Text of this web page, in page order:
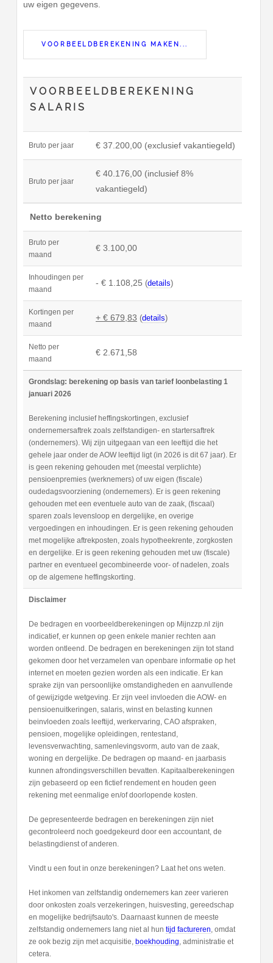
uw eigen gegevens.
VOORBEELDBEREKENING MAKEN...
VOORBEELDBEREKENING
SALARIS
Bruto per jaar € 37.200,00 (exclusief vakantiegeld)
Bruto per jaar
€ 40.176,00 (inclusief 8%
vakantiegeld)
Netto berekening
Bruto per
maand
€ 3.100,00
Inhoudingen per
maand
- € 1.108,25 (details)
Kortingen per
maand
+ € 679,83 (details)
Netto per
maand
€ 2.671,58
Grondslag: berekening op basis van tarief loonbelasting 1
januari 2026
Berekening inclusief heffingskortingen, exclusief
ondernemersaftrek zoals zelfstandigen- en startersaftrek
(ondernemers). Wij zijn uitgegaan van een leeftijd die het
gehele jaar onder de AOW leeftijd ligt (in 2026 is dit 67 jaar). Er
is geen rekening gehouden met (meestal verplichte)
pensioenpremies (werknemers) of uw eigen (fiscale)
oudedagsvoorziening (ondernemers). Er is geen rekening
gehouden met een eventuele auto van de zaak, (fiscaal)
sparen zoals levensloop en dergelijke, en overige
vergoedingen en inhoudingen. Er is geen rekening gehouden
met mogelijke aftrekposten, zoals hypotheekrente, zorgkosten
en dergelijke. Er is geen rekening gehouden met uw (fiscale)
partner en eventueel gecombineerde voor- of nadelen, zoals
op de algemene heffingskorting.
Disclaimer
De bedragen en voorbeeldberekeningen op Mijnzzp.nl zijn
indicatief, er kunnen op geen enkele manier rechten aan
worden ontleend. De bedragen en berekeningen zijn tot stand
gekomen door het verzamelen van openbare informatie op het
internet en moeten gezien worden als een indicatie. Er kan
sprake zijn van persoonlijke omstandigheden en aanvullende
of gewijzigde wetgeving. Er zijn veel invloeden die AOW- en
pensioenuitkeringen, salaris, winst en belasting kunnen
beinvloeden zoals leeftijd, werkervaring, CAO afspraken,
pensioen, mogelijke opleidingen, rentestand,
levensverwachting, samenlevingsvorm, auto van de zaak,
woning en dergelijke. De bedragen op maand- en jaarbasis
kunnen afrondingsverschillen bevatten. Kapitaalberekeningen
zijn gebaseerd op een fictief rendement en houden geen
rekening met eenmalige en/of doorlopende kosten.
De gepresenteerde bedragen en berekeningen zijn niet
gecontroleerd noch goedgekeurd door een accountant, de
belastingdienst of anderen.
Vindt u een fout in onze berekeningen? Laat het ons weten.
Het inkomen van zelfstandig ondernemers kan zeer varieren
door onkosten zoals verzekeringen, huisvesting, gereedschap
en mogelijke bedrijfsauto's. Daarnaast kunnen de meeste
zelfstandig ondernemers lang niet al hun tijd factureren , omdat
ze ook bezig zijn met acquisitie, boekhouding , administratie et
cetera.